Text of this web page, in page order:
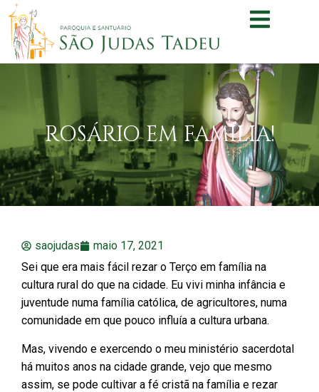
ROSÁRIO EM FAMÍLIA!
saojudas
maio 17, 2021
Sei que era mais fácil rezar o Terço em família na
cultura rural do que na cidade. Eu vivi minha infância e
juventude numa família católica, de agricultores, numa
comunidade em que pouco influía a cultura urbana.
Mas, vivendo e exercendo o meu ministério sacerdotal
há muitos anos na cidade grande, vejo que mesmo
assim, se pode cultivar a fé cristã na família e rezar